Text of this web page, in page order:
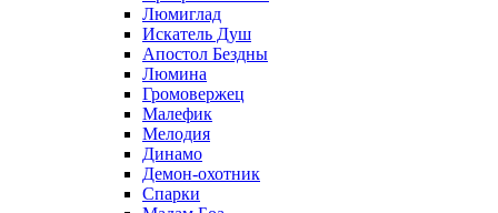
Люмиглад
Искатель Душ
Апостол Бездны
Люмина
Громовержец
Малефик
Мелодия
Динамо
Демон-охотник
Спарки